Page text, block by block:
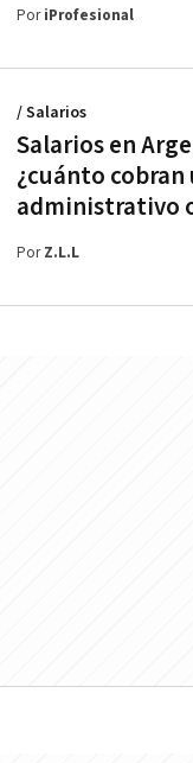
PoriProfesional
Salarios en
¿cuánto
administrativo
/ Salarios
PorZ.L.L